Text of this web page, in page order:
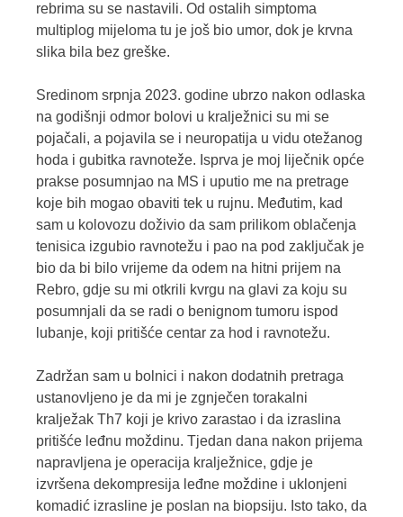
rebrima su se nastavili. Od ostalih simptoma
multiplog mijeloma tu je još bio umor, dok je krvna
slika bila bez greške.
Sredinom srpnja 2023. godine ubrzo nakon odlaska
na godišnji odmor bolovi u kralježnici su mi se
pojačali, a pojavila se i neuropatija u vidu otežanog
hoda i gubitka ravnoteže. Isprva je moj liječnik opće
prakse posumnjao na MS i uputio me na pretrage
koje bih mogao obaviti tek u rujnu. Međutim, kad
sam u kolovozu doživio da sam prilikom oblačenja
tenisica izgubio ravnotežu i pao na pod zaključak je
bio da bi bilo vrijeme da odem na hitni prijem na
Rebro, gdje su mi otkrili kvrgu na glavi za koju su
posumnjali da se radi o benignom tumoru ispod
lubanje, koji pritišće centar za hod i ravnotežu.
Zadržan sam u bolnici i nakon dodatnih pretraga
ustanovljeno je da mi je zgnječen torakalni
kralježak Th7 koji je krivo zarastao i da izraslina
pritišće leđnu moždinu. Tjedan dana nakon prijema
napravljena je operacija kralježnice, gdje je
izvršena dekompresija leđne moždine i uklonjeni
komadić izrasline je poslan na biopsiju. Isto tako, da